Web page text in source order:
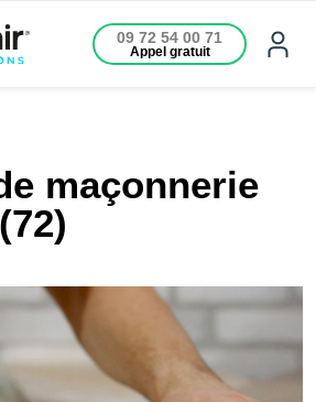
09 72 54 00 71
Appel gratuit
maçonnerie